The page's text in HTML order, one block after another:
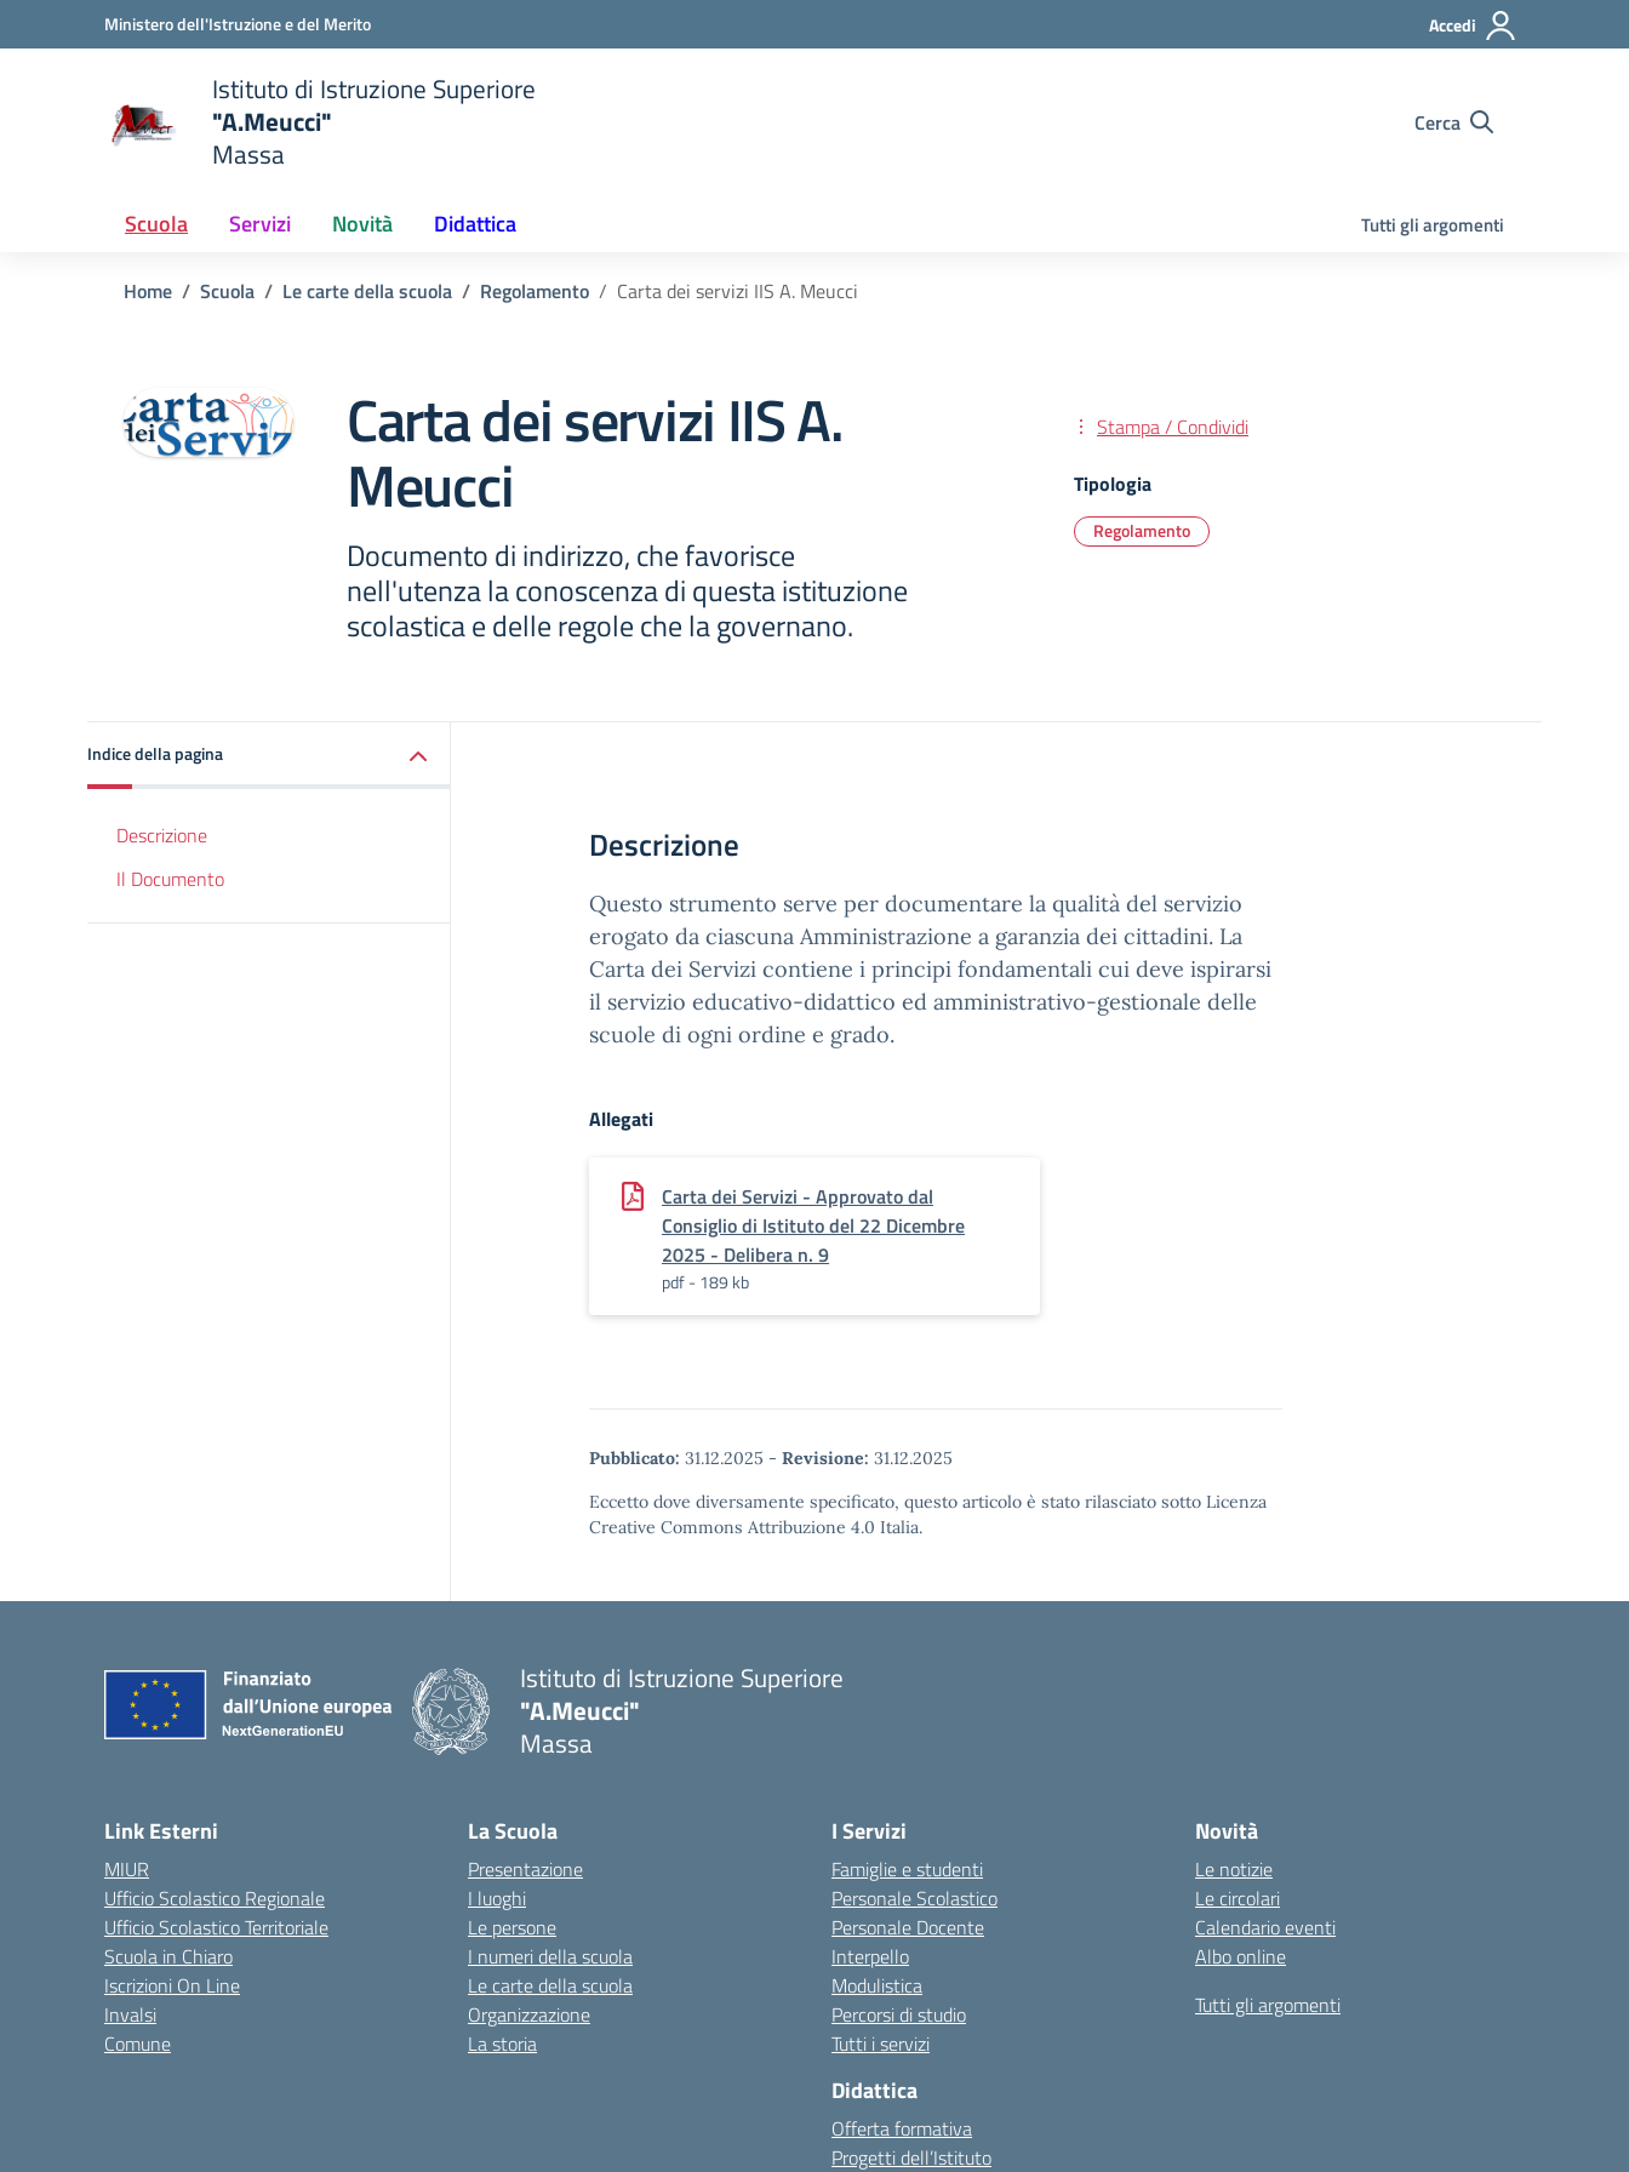
Vai ai contenuti
Vai al menu di navigazioneMinistero dell'Istruzione e del Merito Accedi
scuola
Istituto di Istruzione Superiore
"A.Meucci"
Massa
Cerca
Scuola Servizi Novità Didattica Tutti gli argomenti
Home Scuola Le carte della scuola Regolamento Carta dei servizi IIS A. Meucci
Carta dei servizi IIS A.
Meucci
Documento di indirizzo, che favorisce
nell'utenza la conoscenza di questa istituzione
scolastica e delle regole che la governano.
Stampa / Condividi
Tipologia
Regolamento
Indice della pagina
Descrizione
Il Documento
Descrizione
Questo strumento serve per documentare la qualità del servizio
erogato da ciascuna Amministrazione a garanzia dei cittadini. La
Carta dei Servizi contiene i principi fondamentali cui deve ispirarsi
il servizio educativo-didattico ed amministrativo-gestionale delle
scuole di ogni ordine e grado.
Allegati
Carta dei Servizi - Approvato dal
Consiglio di Istituto del 22 Dicembre
2025 - Delibera n. 9
pdf - 189 kb
Pubblicato: 31.12.2025 - Revisione: 31.12.2025
Eccetto dove diversamente specificato, questo articolo è stato rilasciato sotto Licenza
Creative Commons Attribuzione 4.0 Italia.
Istituto di Istruzione Superiore
"A.Meucci"
Massa
Link Esterni
MIUR
Ufficio Scolastico Regionale
Ufficio Scolastico Territoriale
Scuola in Chiaro
Iscrizioni On Line
Invalsi
Comune
La Scuola
Presentazione
I luoghi
Le persone
I numeri della scuola
Le carte della scuola
Organizzazione
La storia
I Servizi
Famiglie e studenti
Personale Scolastico
Personale Docente
Interpello
Modulistica
Percorsi di studio
Tutti i servizi
Didattica
Offerta formativa
Progetti dell’Istituto
Novità
Le notizie
Le circolari
Calendario eventi
Albo online
Tutti gli argomenti